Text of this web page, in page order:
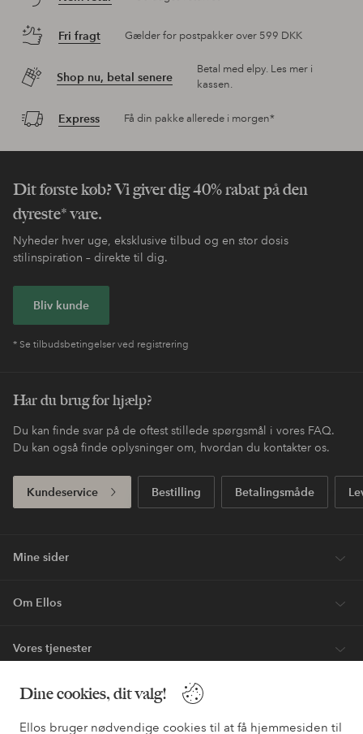
Dine cookies, dit valg!
Ellos bruger nødvendige cookies til at få hjemmesiden til
Fri fragt Gælder for postpakker over 599 DKK
Shop nu, betal senere
Betal med elpy. Les mer i
kassen.
Express Få din pakke allerede i morgen*
Dit første køb? Vi giver dig 40% rabat på den
dyreste* vare.
Nyheder hver uge, eksklusive tilbud og en stor dosis
stilinspiration – direkte til dig.
Bliv kunde
* Se tilbudsbetingelser ved registrering
Har du brug for hjælp?
Du kan finde svar på de oftest stillede spørgsmål i vores FAQ.
Du kan også finde oplysninger om, hvordan du kontakter os.
Kundeservice Bestilling Betalingsmåde
Mine sider
Om Ellos
Vores tjenester
Vilkår